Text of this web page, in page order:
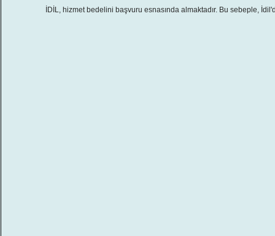
İDİL, hizmet bedelini başvuru esnasında almaktadır. Bu sebeple,